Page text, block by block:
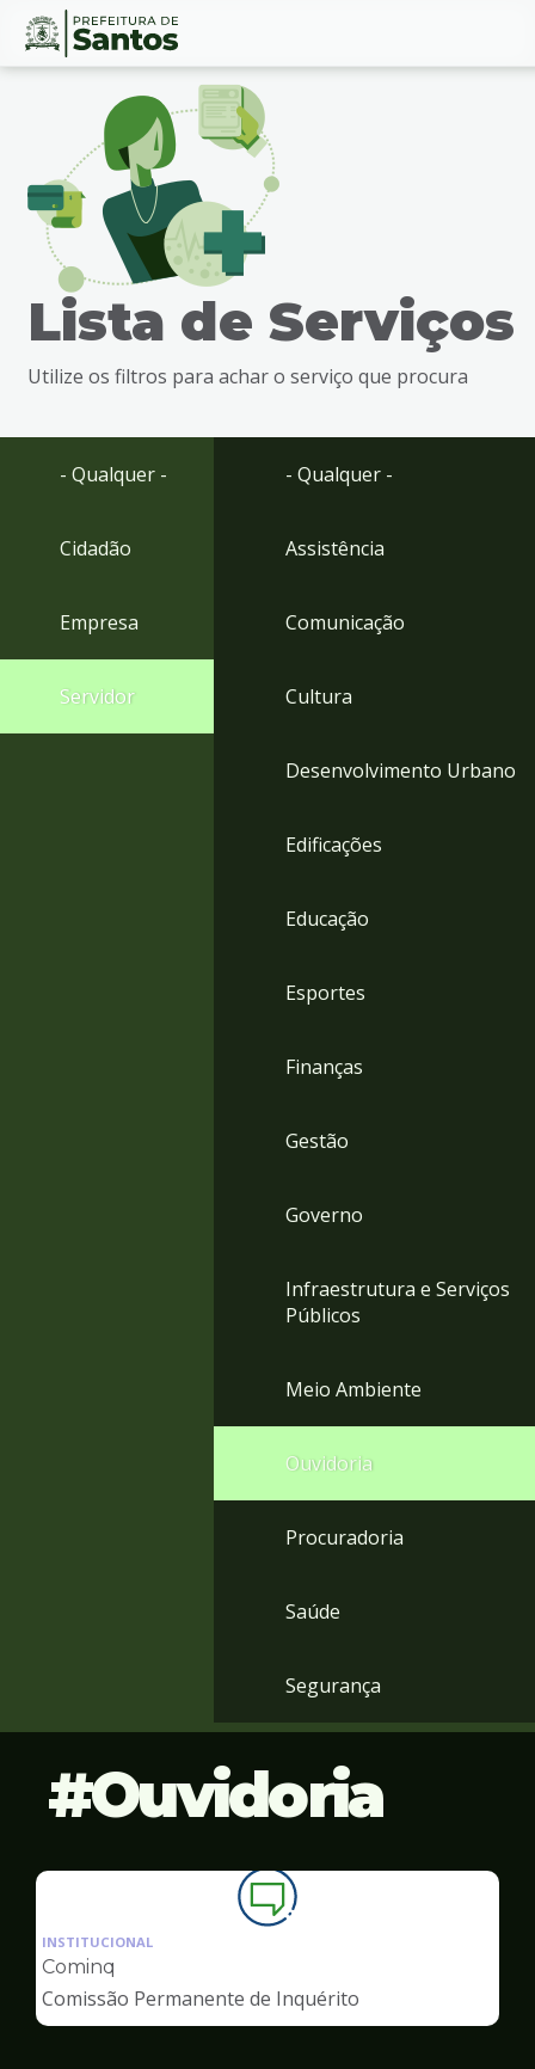
Ir
busca
Ir
Conteúdo
Lista de Serviços
Utilize os filtros para achar o serviço que procura
- Qualquer -
Cidadão
Empresa
Servidor
- Qualquer -
Assistência
Comunicação
Cultura
Desenvolvimento Urbano
Edificações
Educação
Esportes
Finanças
Gestão
Governo
Infraestrutura e Serviços
Públicos
Meio Ambiente
Ouvidoria
Procuradoria
Saúde
Segurança
Ouvidoria
Ilustração
da
de
Ouvidoria
INSTITUCIONAL
Cominq
Comissão Permanente de Inquérito